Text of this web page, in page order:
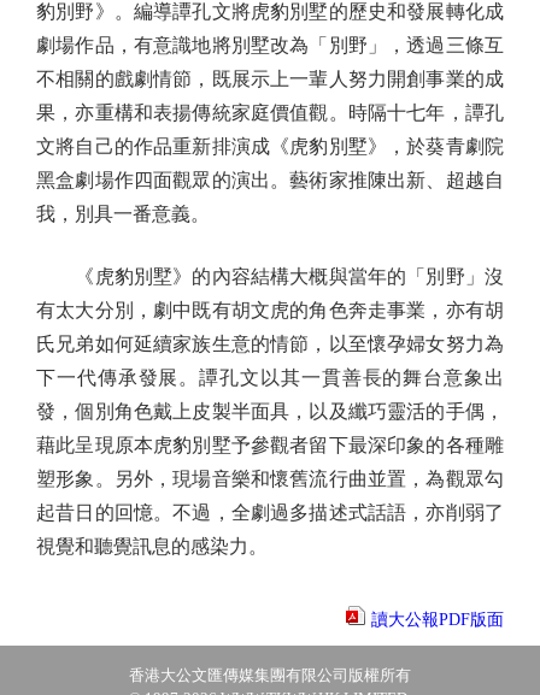
豹別野》。編導譚孔文將虎豹別墅的歷史和發展轉化成
劇場作品，有意識地將別墅改為「別野」，透過三條互
不相關的戲劇情節，既展示上一輩人努力開創事業的成
果，亦重構和表揚傳統家庭價值觀。時隔十七年，譚孔
文將自己的作品重新排演成《虎豹別墅》，於葵青劇院
黑盒劇場作四面觀眾的演出。藝術家推陳出新、超越自
我，別具一番意義。
《虎豹別墅》的內容結構大概與當年的「別野」沒
有太大分別，劇中既有胡文虎的角色奔走事業，亦有胡
氏兄弟如何延續家族生意的情節，以至懷孕婦女努力為
下一代傳承發展。譚孔文以其一貫善長的舞台意象出
發，個別角色戴上皮製半面具，以及纖巧靈活的手偶，
藉此呈現原本虎豹別墅予參觀者留下最深印象的各種雕
塑形象。另外，現場音樂和懷舊流行曲並置，為觀眾勾
起昔日的回憶。不過，全劇過多描述式話語，亦削弱了
視覺和聽覺訊息的感染力。
讀大公報PDF版面
香港大公文匯傳媒集團有限公司版權所有